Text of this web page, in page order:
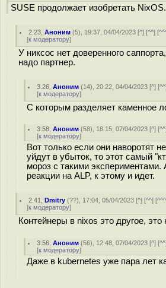
SUSE продолжает изобретать
2.23 ,Аноним (5), 19:37, 04/04/2023 [^] [^^] [
[к модератору]
У никсос нет доверенного
надо партнер.
3.26 ,Аноним (14), 20:22, 04/04/2023 [^] [^^
[к модератору]
С которым разделяет каменное
3.58 ,Аноним (58), 18:15, 07/04/2023 [^] [^^
[к модератору]
Вот только если они наворотят
уйдут в убыток, то этот самый
мороз с такими
реакции на ALP, к этому и идет.
2.41 ,Dmitry (??), 17:04, 05/04/2023 [^] [^^] [^^^
[к модератору]
Контейнеры в nixos это другое, это
3.56 ,Аноним (56), 12:48, 07/04/2023 [^] [^^
[к модератору]
Даже в kubernetes уже пара лет